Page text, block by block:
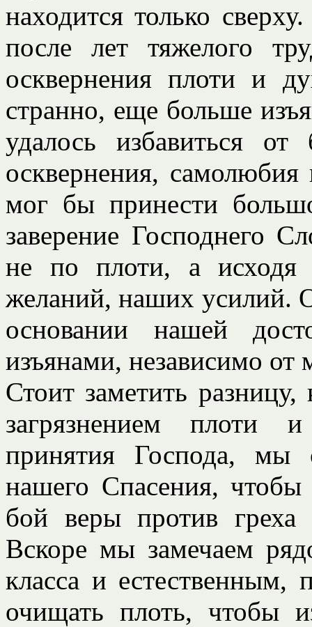
находится только
после лет тяжелого
осквернения плоти и
странно, еще больше
удалось избавиться от
осквернения,
мог бы принести
заверение Господнего
не по плоти, а
желаний, наших усилий.
основании нашей
изъянами, независимо от
Стоит заметить
загрязнением плоти
принятия Господа, мы
нашего Спасения,
бой веры против
Вскоре мы замечаем
класса и естественным,
очищать плоть, чтобы